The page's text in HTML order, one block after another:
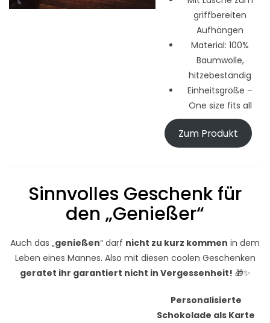
griffbereiten
Aufhängen
Material: 100%
Baumwolle,
hitzebeständig
Einheitsgröße –
One size fits all
Zum Produkt
Sinnvolles Geschenk für
den „Genießer“
Auch das „genießen“ darf nicht zu kurz kommen in dem
Leben eines Mannes. Also mit diesen coolen Geschenken
geratet ihr garantiert nicht in Vergessenheit! 🎁✨
Personalisierte
Schokolade als Karte